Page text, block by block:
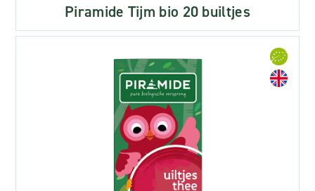
Piramide Tijm bio 20 builtjes